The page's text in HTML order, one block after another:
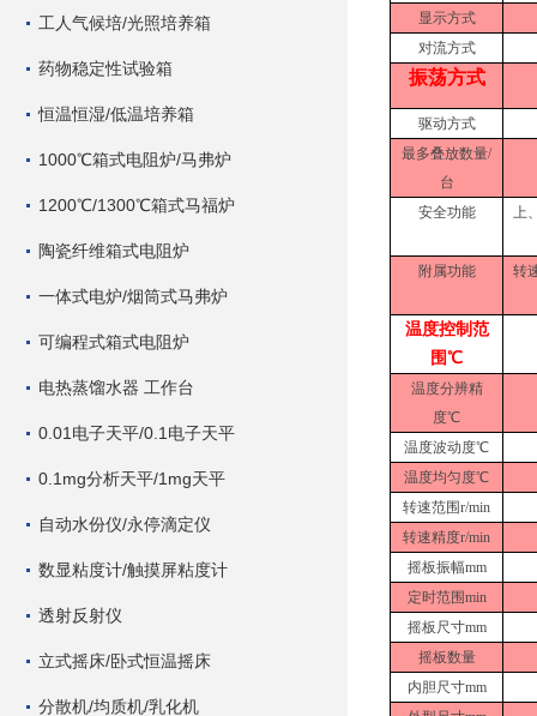
工人气候培/光照培养箱
药物稳定性试验箱
恒温恒湿/低温培养箱
1000℃箱式电阻炉/马弗炉
1200℃/1300℃箱式马福炉
陶瓷纤维箱式电阻炉
一体式电炉/烟筒式马弗炉
可编程式箱式电阻炉
电热蒸馏水器 工作台
0.01电子天平/0.1电子天平
0.1mg分析天平/1mg天平
自动水份仪/永停滴定仪
数显粘度计/触摸屏粘度计
透射反射仪
立式摇床/卧式恒温摇床
分散机/均质机/乳化机
显示方式
对流方式
振荡方式
驱动方式
最多叠放数量/
台
安全功能
上
附属功能 转
温度控制范
围℃
温度分辨精
度℃
温度波动度℃
温度均匀度℃
转速范围r/min
转速精度r/min
摇板振幅mm
定时范围min
摇板尺寸mm
摇板数量
内胆尺寸mm